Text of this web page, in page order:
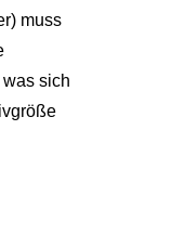
muss
sich